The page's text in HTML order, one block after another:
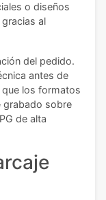
o diseños
al
del pedido.
antes de
los formatos
grabado sobre
de alta